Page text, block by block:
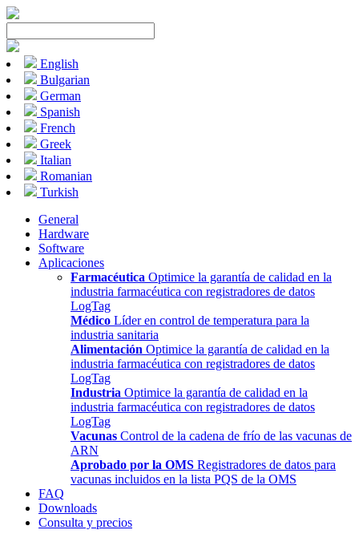
English
Bulgarian
German
Spanish
French
Greek
Italian
Romanian
Turkish
General
Hardware
Software
Aplicaciones
Farmacéutica Optimice la garantía de calidad en la
industria farmacéutica con registradores de datos
LogTag
Médico Líder en control de temperatura para la
industria sanitaria
Alimentación Optimice la garantía de calidad en la
industria farmacéutica con registradores de datos
LogTag
Industria Optimice la garantía de calidad en la
industria farmacéutica con registradores de datos
LogTag
Vacunas Control de la cadena de frío de las vacunas de
ARN
Aprobado por la OMS Registradores de datos para
vacunas incluidos en la lista PQS de la OMS
FAQ
Downloads
Consulta y precios